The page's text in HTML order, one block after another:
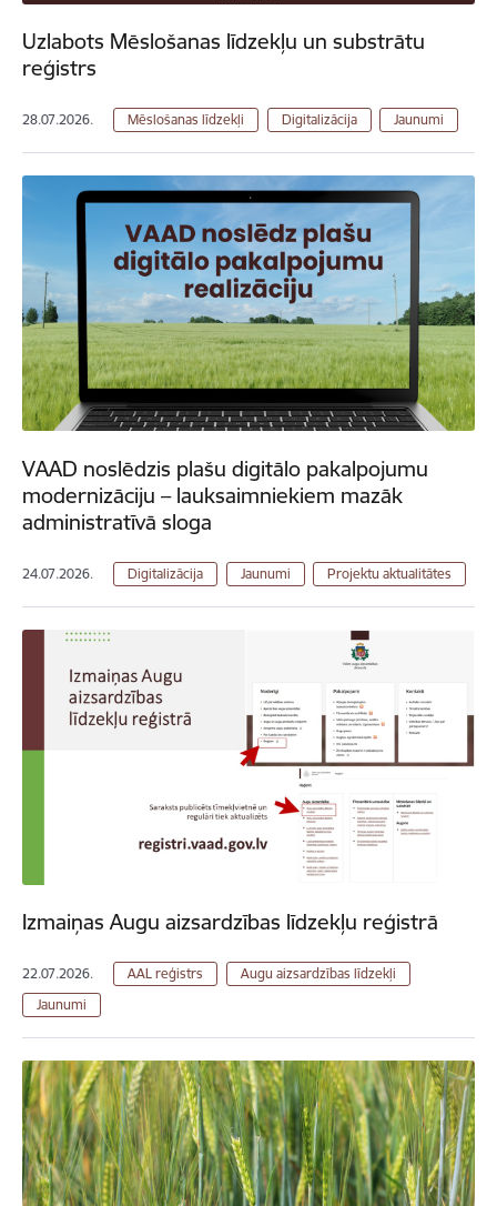
Uzlabots Mēslošanas līdzekļu un substrātu
reģistrs
28.07.2026. Mēslošanas līdzekļi Digitalizācija Jaunumi
VAAD noslēdzis plašu digitālo pakalpojumu
modernizāciju – lauksaimniekiem mazāk
administratīvā sloga
24.07.2026. Digitalizācija Jaunumi Projektu aktualitātes
Izmaiņas Augu aizsardzības līdzekļu reģistrā
22.07.2026. AAL reģistrs
Augu aizsardzības līdzekļi
Jaunumi